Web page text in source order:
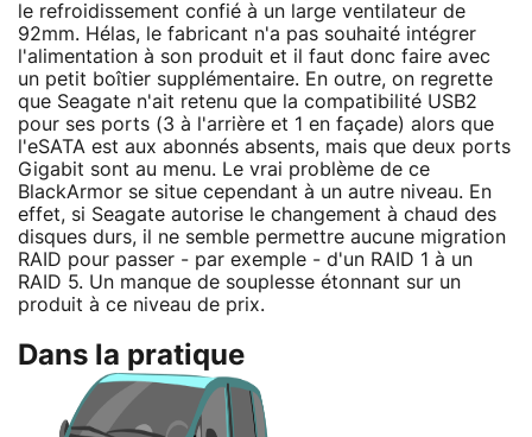
le refroidissement confié à un large ventilateur de
92mm. Hélas, le fabricant n'a pas souhaité intégrer
l'alimentation à son produit et il faut donc faire avec
un petit boîtier supplémentaire. En outre, on regrette
que Seagate n'ait retenu que la compatibilité USB2
pour ses ports (3 à l'arrière et 1 en façade) alors que
l'eSATA est aux abonnés absents, mais que deux ports
Gigabit sont au menu. Le vrai problème de ce
BlackArmor se situe cependant à un autre niveau. En
effet, si Seagate autorise le changement à chaud des
disques durs, il ne semble permettre aucune migration
RAID pour passer - par exemple - d'un RAID 1 à un
RAID 5. Un manque de souplesse étonnant sur un
produit à ce niveau de prix.
Dans la pratique